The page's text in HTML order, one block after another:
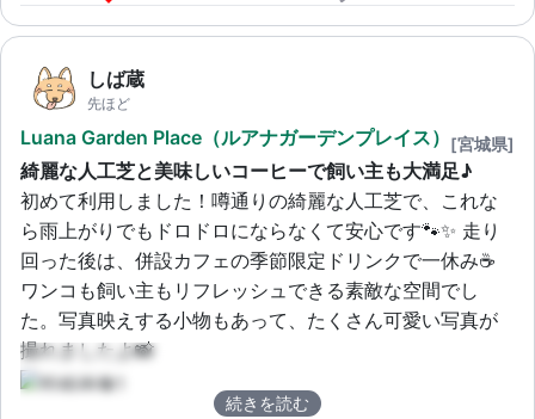
しば蔵
先ほど
Luana Garden Place（ルアナガーデンプレイス） [宮城県]
綺麗な人工芝と美味しいコーヒーで飼い主も大満足♪
初めて利用しました！噂通りの綺麗な人工芝で、これな
ら雨上がりでもドロドロにならなくて安心です🐾✨ 走り
回った後は、併設カフェの季節限定ドリンクで一休み☕️
ワンコも飼い主もリフレッシュできる素敵な空間でし
た。写真映えする小物もあって、たくさん可愛い写真が
撮れましたよ📸
続きを読む